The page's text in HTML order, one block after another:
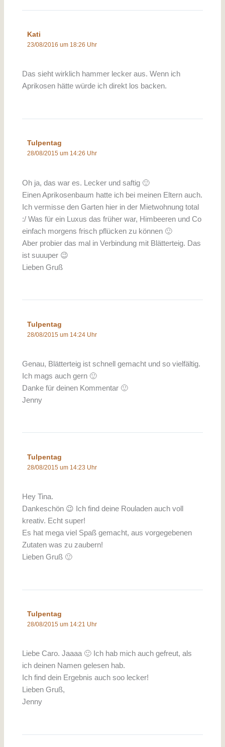
Kati
23/08/2016 um 18:26 Uhr
Das sieht wirklich hammer lecker aus. Wenn ich
Aprikosen hätte würde ich direkt los backen.
Tulpentag
28/08/2015 um 14:26 Uhr
Oh ja, das war es. Lecker und saftig 🙂
Einen Aprikosenbaum hatte ich bei meinen Eltern auch.
Ich vermisse den Garten hier in der Mietwohnung total
:/ Was für ein Luxus das früher war, Himbeeren und Co
einfach morgens frisch pflücken zu können 🙂
Aber probier das mal in Verbindung mit Blätterteig. Das
ist suuuper 😉
Lieben Gruß
Tulpentag
28/08/2015 um 14:24 Uhr
Genau, Blätterteig ist schnell gemacht und so vielfältig.
Ich mags auch gern 🙂
Danke für deinen Kommentar 🙂
Jenny
Tulpentag
28/08/2015 um 14:23 Uhr
Hey Tina.
Dankeschön 😉 Ich find deine Rouladen auch voll
kreativ. Echt super!
Es hat mega viel Spaß gemacht, aus vorgegebenen
Zutaten was zu zaubern!
Lieben Gruß 🙂
Tulpentag
28/08/2015 um 14:21 Uhr
Liebe Caro. Jaaaa 🙂 Ich hab mich auch gefreut, als
ich deinen Namen gelesen hab.
Ich find dein Ergebnis auch soo lecker!
Lieben Gruß,
Jenny